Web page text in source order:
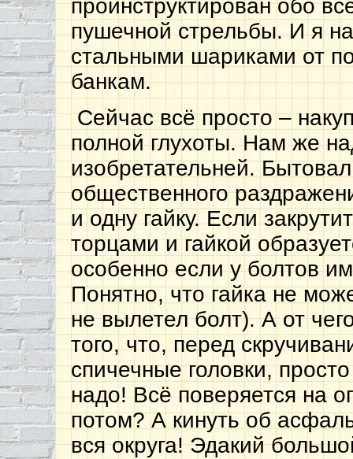
проинструктирован обо
пушечной стрельбы. И я
стальными шариками от
банкам.
Сейчас всё просто –
полной глухоты. Нам же
изобретательней.
общественного
и одну гайку. Если
торцами и гайкой
особенно если у болтов
Понятно, что гайка не
не вылетел болт). А от
того, что, перед
спичечные головки,
надо! Всё поверяется на
потом? А кинуть об
вся округа! Эдакий